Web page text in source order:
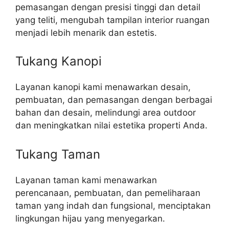
pemasangan dengan presisi tinggi dan detail
yang teliti, mengubah tampilan interior ruangan
menjadi lebih menarik dan estetis.
Tukang Kanopi
Layanan kanopi kami menawarkan desain,
pembuatan, dan pemasangan dengan berbagai
bahan dan desain, melindungi area outdoor
dan meningkatkan nilai estetika properti Anda.
Tukang Taman
Layanan taman kami menawarkan
perencanaan, pembuatan, dan pemeliharaan
taman yang indah dan fungsional, menciptakan
lingkungan hijau yang menyegarkan.